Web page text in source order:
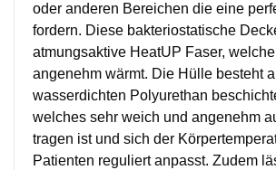
oder anderen Bereichen die eine
fordern. Diese bakteriostatische
atmungsaktive HeatUP Faser,
angenehm wärmt. Die Hülle besteht
wasserdichten Polyurethan
welches sehr weich und angenehm
tragen ist und sich der
Patienten reguliert anpasst. Zudem